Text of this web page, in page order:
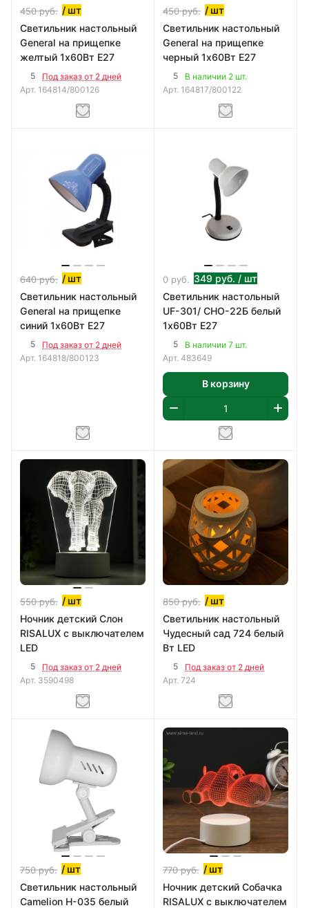
450руб. / шт
Светильник настольный
General на прищепке
желтый 1х60Вт E27
5
Под заказ от 2 дней
Арт. 164814/800126
450руб. / шт
Светильник настольный
General на прищепке
черный 1х60Вт E27
5
В наличии 2 шт.
Арт. 164817/800122
640руб. / шт
Светильник настольный
General на прищепке
синий 1х60Вт E27
5
Под заказ от 2 дней
Арт. 164818/800123
0 руб. 349 руб. / шт
Светильник настольный
UF-301/ CHO-22Б белый
1х60Вт E27
5
В наличии 7 шт.
Арт. 483649
В корзину
550руб. / шт
Ночник детский Слон
RISALUX с выключателем
LED
5
Под заказ от 2 дней
Арт. 3590498
850руб. / шт
Светильник настольный
Чудесный сад 724 белый
Вт LED
5
Под заказ от 2 дней
Арт. 724
750руб. / шт
Светильник настольный
Camelion H-035 белый
770руб. / шт
Ночник детский Собачка
RISALUX с выключателем